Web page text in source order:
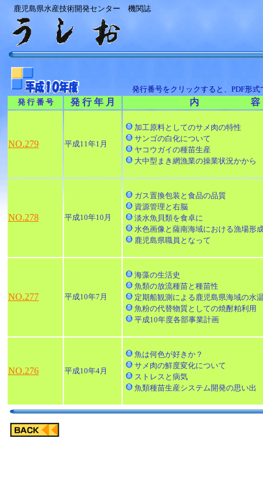
発 行 番 号 発 行 年 月 内 容
NO.279 平成11年1月
加工原料としてのサメ肉の特性
サンゴの白化について
ヤコウガイの種苗生産
大中型まき網漁業の操業状況かから
NO.278 平成10年10月
ガス置換包装と食品の品質
資源管理と右脳
淡水魚貝類を食卓に
水色画像と薩南海域における漁場形
鹿児島県職員となって
NO.277 平成10年7月
海藻の生活史
魚類の放流種苗と種苗性
定期船観測による鹿児島県海域の水
魚粉の代替物質としての焼酎粕利用
平成10年度各部事業計画
NO.276 平成10年4月
魚は何色が好きか？
サメ肉の鮮度変化について
ストレスと病気
魚類種苗生産システム開発の思い出
鹿児島県水産技術開発センター 機関誌
発行番号をクリックすると、PDF形